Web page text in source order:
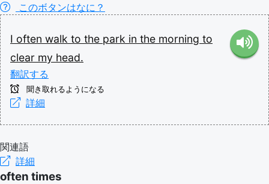
このボタンはなに？
I often walk to the park in the morning to
clear my head.
翻訳する
聞き取れるようになる
詳細
関連語
詳細
often times